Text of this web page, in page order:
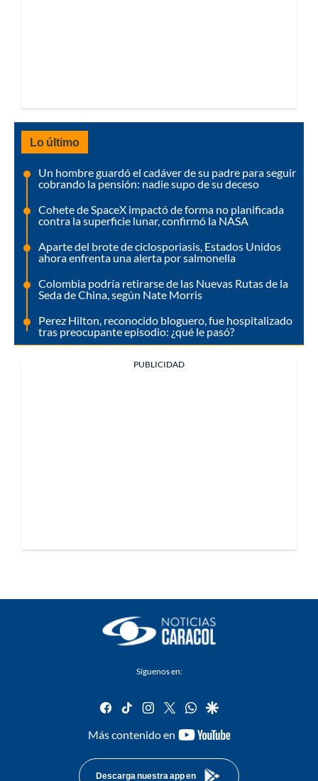
Lo último
Un hombre guardó el cadáver de su padre para seguir
cobrando la pensión: nadie supo de su deceso
Cohete de SpaceX impactó de forma no planificada
contra la superficie lunar, confirmó la NASA
Aparte del brote de ciclosporiasis, Estados Unidos
ahora enfrenta una alerta por salmonella
Colombia podría retirarse de las Nuevas Rutas de la
Seda de China, según Nate Morris
Perez Hilton, reconocido bloguero, fue hospitalizado
tras preocupante episodio: ¿qué le pasó?
PUBLICIDAD
Síguenos en:
facebook
tiktok instagram
twitterwhatsapp
google
Más contenido en
youtube-
Descarga nuestra app en